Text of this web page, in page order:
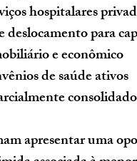
hospitalares
para
e econômico
de saúde ativos
consolidado
apresentar uma